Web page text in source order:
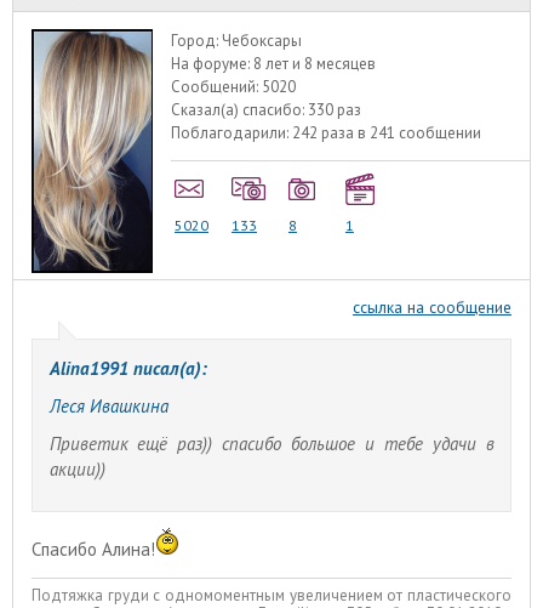
Город: Чебоксары
На форуме: 8 лет и 8 месяцев
Сообщений: 5020
Сказал(а) спасибо: 330 раз
Поблагодарили: 242 раза в 241 сообщении
5020 133 8 1
ссылка на сообщение
Alina1991 писал(а):
Леся Ивашкина
Приветик ещё раз)) спасибо большое и тебе удачи в
акции))
Спасибо Алина!
Подтяжка груди с одномоментным увеличением от пластического